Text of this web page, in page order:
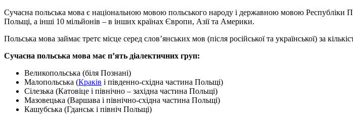
Сучасна польська мова є національною мовою польського народу і державною мовою Республіки
Польщі, а інші 10 мільйонів – в інших країнах Європи, Азії та Америки.
Польська мова займає третє місце серед слов’янських мов (після російської та української) за
Сучасна польська мова має п’ять діалектичних груп:
Великопольська (біля Познані)
Малопольська (Краків і південно-східна частина Польщі)
Сілезька (Катовіце і північно – західна частина Польщі)
Мазовецька (Варшава і північно-східна частина Польщі)
Кашубська (Гданськ і північ Польщі)